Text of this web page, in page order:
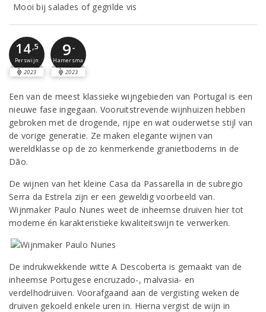
Mooi bij salades of gegrilde vis
14,5
Perswijn
2023
9-
Hamersma
2023
Een van de meest klassieke wijngebieden van Portugal is een
nieuwe fase ingegaan. Vooruitstrevende wijnhuizen hebben
gebroken met de drogende, rijpe en wat ouderwetse stijl van
de vorige generatie. Ze maken elegante wijnen van
wereldklasse op de zo kenmerkende granietbodems in de
Dão.
De wijnen van het kleine Casa da Passarella in de subregio
Serra da Estrela zijn er een geweldig voorbeeld van.
Wijnmaker Paulo Nunes weet de inheemse druiven hier tot
moderne én karakteristieke kwaliteitswijn te verwerken.
De indrukwekkende witte A Descoberta is gemaakt van de
inheemse Portugese encruzado-, malvasia- en
verdelhodruiven. Voorafgaand aan de vergisting weken de
druiven gekoeld enkele uren in. Hierna vergist de wijn in